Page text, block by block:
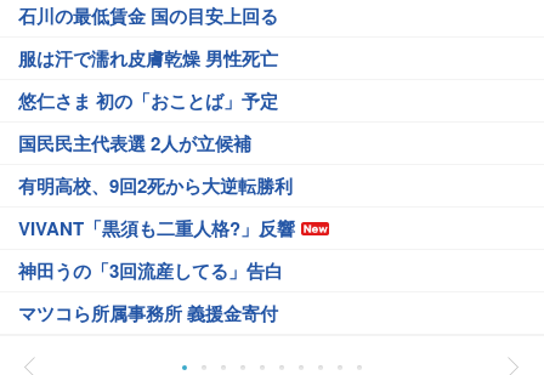
石川の最低賃金 国の目安上回る
服は汗で濡れ皮膚乾燥 男性死亡
悠仁さま 初の「おことば」予定
国民民主代表選 2人が立候補
有明高校、9回2死から大逆転勝利
VIVANT「黒須も二重人格?」反響
神田うの「3回流産してる」告白
マツコら所属事務所 義援金寄付